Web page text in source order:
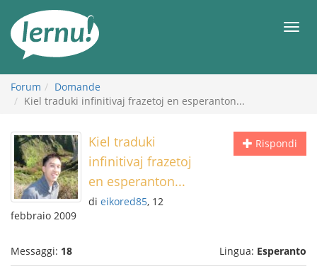
all’indice
Forum
Domande
Kiel traduki infinitivaj frazetoj en esperanton...
Rispondi
Kiel traduki
infinitivaj frazetoj
en esperanton...
di eikored85, 12
febbraio 2009
Messaggi: 18 Lingua: Esperanto